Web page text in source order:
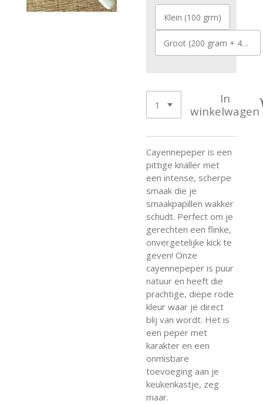
Klein (100 grm)
Groot (200 gram + 40 gram Gratis)
In
winkelwagen
Cayennepeper is een
pittige knaller met
een intense, scherpe
smaak die je
smaakpapillen wakker
schudt. Perfect om je
gerechten een flinke,
onvergetelijke kick te
geven! Onze
cayennepeper is puur
natuur en heeft die
prachtige, diepe rode
kleur waar je direct
blij van wordt. Het is
een peper met
karakter en een
onmisbare
toevoeging aan je
keukenkastje, zeg
maar.